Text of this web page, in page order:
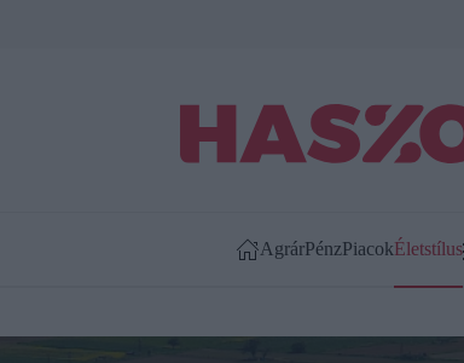
AgrárPénzPiacokÉletstílus